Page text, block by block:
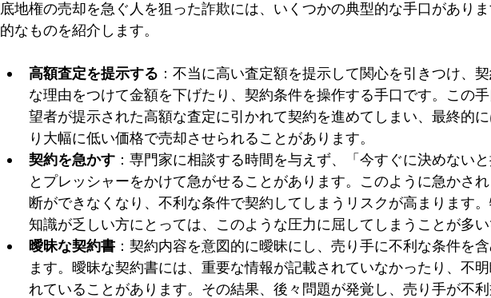
底地権の売却を急ぐ人を狙った詐欺には、いくつかの典型的な手口があり
的なものを紹介します。
高額査定を提示する ：不当に高い査定額を提示して関心を引きつけ、
な理由をつけて金額を下げたり、契約条件を操作する手口です。この
望者が提示された高額な査定に引かれて契約を進めてしまい、最終的
り大幅に低い価格で売却させられることがあります。
契約を急かす ：専門家に相談する時間を与えず、「今すぐに決めない
とプレッシャーをかけて急がせることがあります。このように急かさ
断ができなくなり、不利な条件で契約してしまうリスクが高まります
知識が乏しい方にとっては、このような圧力に屈してしまうことが多
曖昧な契約書 ：契約内容を意図的に曖昧にし、売り手に不利な条件を
ます。曖昧な契約書には、重要な情報が記載されていなかったり、不
れていることがあります。その結果、後々問題が発覚し、売り手が不